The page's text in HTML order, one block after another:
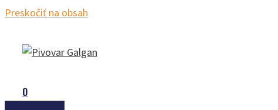
Preskočiť na obsah
0